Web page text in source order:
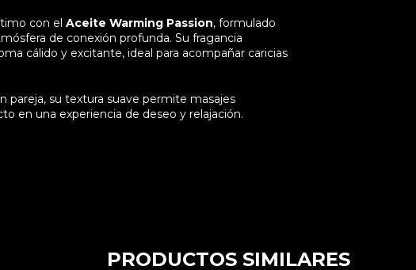
con el Aceite Warming Passion, formulado
de conexión profunda. Su fragancia
cálido y excitante, ideal para acompañar caricias
su textura suave permite masajes
en una experiencia de deseo y relajación.
PRODUCTOS SIMILARES